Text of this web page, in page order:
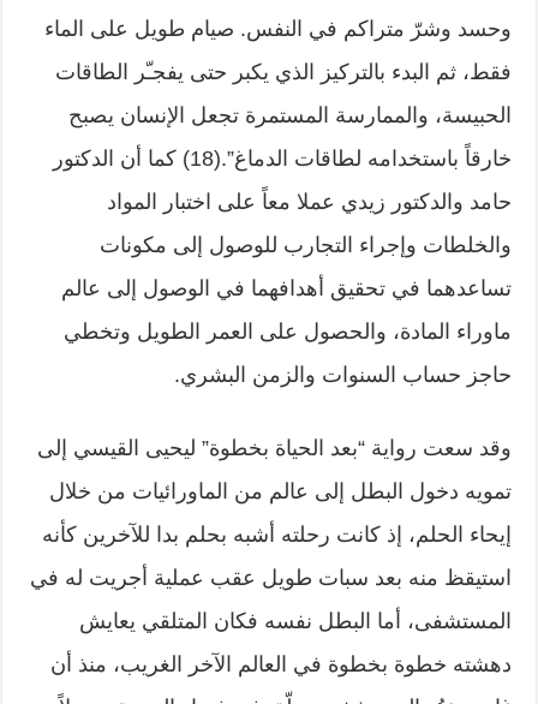
وحسد وشرّ متراكم في النفس. صيام طويل على الماء
فقط، ثم البدء بالتركيز الذي يكبر حتى يفجـّر الطاقات
الحبيسة، والممارسة المستمرة تجعل الإنسان يصبح
خارقاً باستخدامه لطاقات الدماغ”.(18) كما أن الدكتور
حامد والدكتور زيدي عملا معاً على اختبار المواد
والخلطات وإجراء التجارب للوصول إلى مكونات
تساعدهما في تحقيق أهدافهما في الوصول إلى عالم
ماوراء المادة، والحصول على العمر الطويل وتخطي
حاجز حساب السنوات والزمن البشري.
وقد سعت رواية “بعد الحياة بخطوة” ليحيى القيسي إلى
تمويه دخول البطل إلى عالم من الماورائيات من خلال
إيحاء الحلم، إذ كانت رحلته أشبه بحلم بدا للآخرين كأنه
استيقظ منه بعد سبات طويل عقب عملية أجريت له في
المستشفى، أما البطل نفسه فكان المتلقي يعايش
دهشته خطوة بخطوة في العالم الآخر الغريب، منذ أن